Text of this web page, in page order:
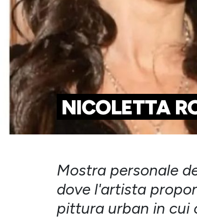
NICOLETTA
Mostra personale
dove l'artista
pittura urban in cui